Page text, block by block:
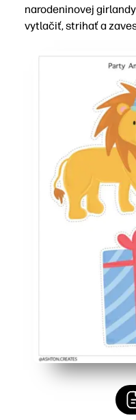
narodeninovej
vytlačiť, strihať a
Vytlačte ešte dnes
Flexibilné
Zvieratá príjemné
Opakovane